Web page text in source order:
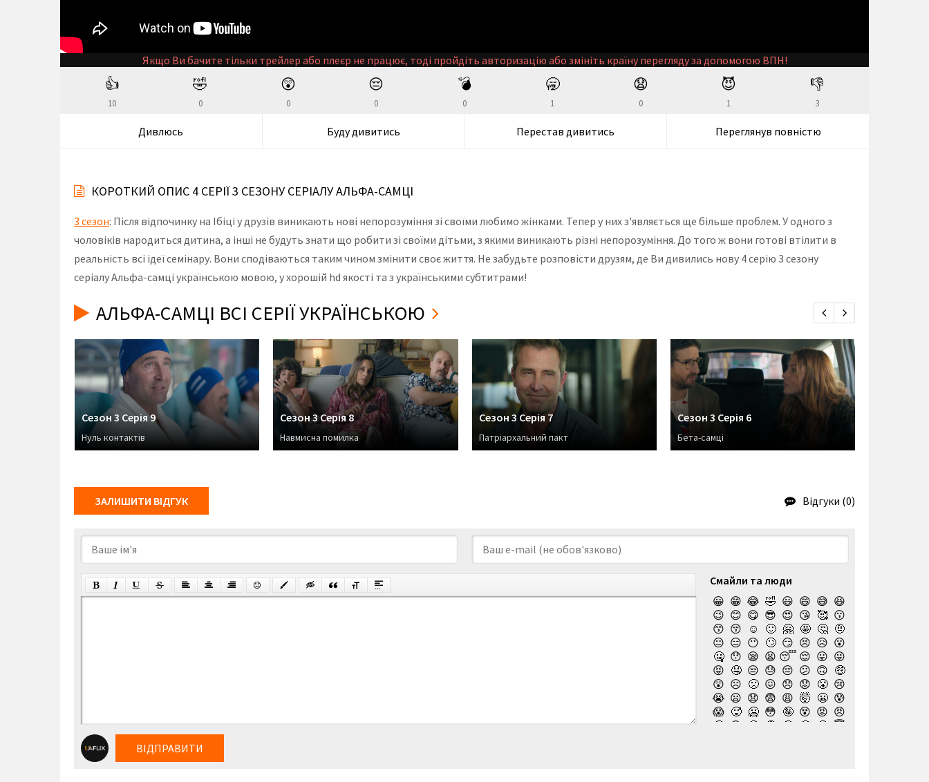
Якщо Ви бачите тільки трейлер або плеєр не працює, тоді пройдіть авторизацію або змініть країну перегляду за допомогою ВПН!
👍
10
🤣
0
😲
0
😔
0
💣
0
🥱
1
😧
0
😈
1
👎
3
Дивлюсь Буду дивитись Перестав дивитись Переглянув повністю
КОРОТКИЙ ОПИС 4 СЕРІЇ 3 СЕЗОНУ СЕРІАЛУ АЛЬФА-САМЦІ
3 сезон: Після відпочинку на Ібіці у друзів виникають нові непорозуміння зі своїми любимо жінками. Тепер у них з'являється ще більше проблем. У одного з
чоловіків народиться дитина, а інші не будуть знати що робити зі своїми дітьми, з якими виникають різні непорозуміння. До того ж вони готові втілити в
реальність всі ідеї семінару. Вони сподіваються таким чином змінити своє життя. Не забудьте розповісти друзям, де Ви дивились нову 4 серію 3 сезону
серіалу Альфа-самці українською мовою, у хорошій hd якості та з українськими субтитрами!
АЛЬФА-САМЦІ ВСІ СЕРІЇ УКРАЇНСЬКОЮ
Сезон 3 Серія 9
Нуль контактів
Сезон 3 Серія 8
Навмисна помилка
Сезон 3 Серія 7
Патріархальний пакт
Сезон 3 Серія 6
Бета-самці
ЗАЛИШИТИ ВІДГУК Відгуки (0)
Смайли та люди
😀 😁 😂 🤣 😃 😄 😅 😆
😉 😊 😋 😎 😍 😘 🥰 😗
😙 😚 ☺️ 🙂 🤗 🤩 🤔 🤨
😐 😑 😶 🙄 😏 😣 😥 😮
🤐 😯 😪 😫 😴 😌 😛 😜
😝 🤤 😒 😓 😔 😕 🙃 🤑
😲 ☹️ 🙁 😖 😞 😟 😤 😢
😭 😦 😧 😨 😩 🤯 😬 😰
😱 🥵 🥶 😳 🤪 😵 😡 😠
🤬
😷 🤒 🤕 🤢 🤮 🤧 😇
ВІДПРАВИТИ